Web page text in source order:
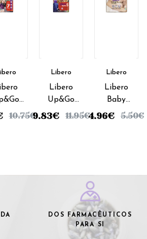
10.75€
Libero
Libero
Up&Go
Fraldas_
9.83€ 11.95€
Libero
Libero
Baby
Comfort
4.96€ 5.50€
DOS FARMACÊUTICOS
PARA SI